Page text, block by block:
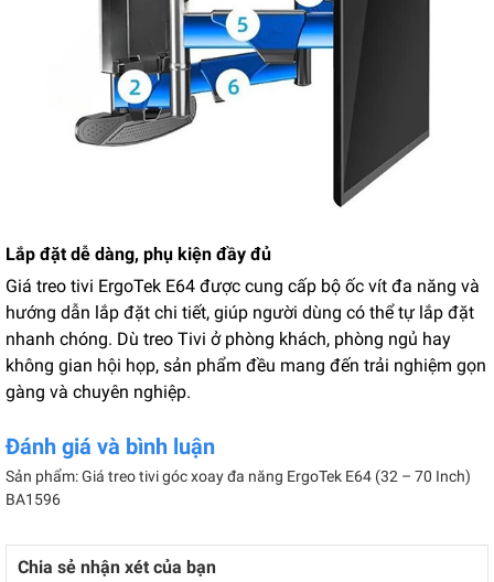
Lắp đặt dễ dàng, phụ kiện đầy đủ
Giá treo tivi ErgoTek E64 được cung cấp bộ ốc vít đa năng và
hướng dẫn lắp đặt chi tiết, giúp người dùng có thể tự lắp đặt
nhanh chóng. Dù treo Tivi ở phòng khách, phòng ngủ hay
không gian hội họp, sản phẩm đều mang đến trải nghiệm gọn
gàng và chuyên nghiệp.
Đánh giá và bình luận
Sản phẩm: Giá treo tivi góc xoay đa năng ErgoTek E64 (32 – 70 Inch)
BA1596
Chia sẻ nhận xét của bạn